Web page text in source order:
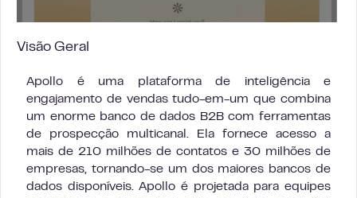
Visão Geral
Apollo é uma plataforma de inteligência e
engajamento de vendas tudo-em-um que combina
um enorme banco de dados B2B com ferramentas
de prospecção multicanal. Ela fornece acesso a
mais de 210 milhões de contatos e 30 milhões de
empresas, tornando-se um dos maiores bancos de
dados disponíveis. Apollo é projetada para equipes